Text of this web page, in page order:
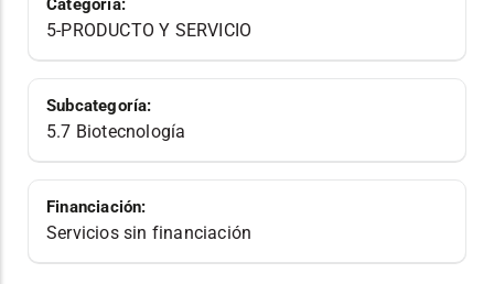
Categoría:
5-PRODUCTO Y SERVICIO
Subcategoría:
5.7 Biotecnología
Financiación:
Servicios sin financiación